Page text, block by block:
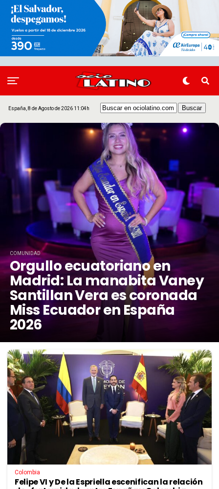
España, 8 de Agosto de 2026 11:04h
COMUNIDAD
Orgullo ecuatoriano en
Madrid: La manabita Vaney
Santillan Vera es coronada
Miss Ecuador en España
2026
Colombia
Felipe VI y De la Espriella escenifican la relación